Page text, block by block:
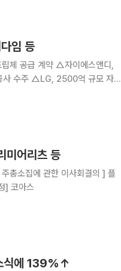
임 등
체 공급 계약 △자이에스앤디,
사 수주 △LG, 2500억 규모 자사
미어리츠 등
공시법인 지정] 코아스
식에 139%↑